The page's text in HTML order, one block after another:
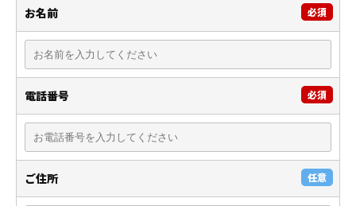
お名前 必須
電話番号 必須
ご住所 任意